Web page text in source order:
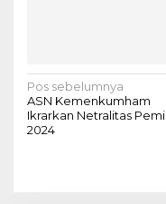
N
a
v
Pos sebelumnya
ASN Kemenkumham
Ikrarkan Netralitas
2024